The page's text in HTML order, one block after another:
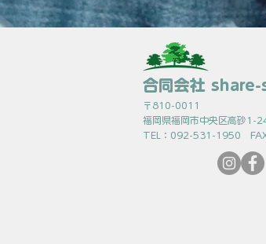
合同会社
〒810-0011
福岡県福岡市中央区高砂1-
TEL：092-531-1950